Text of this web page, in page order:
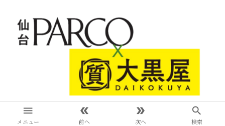

メニュー

前へ

次へ

検索